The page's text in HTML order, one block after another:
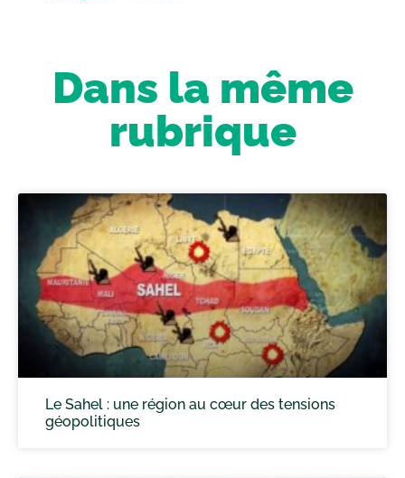
Dans la même
rubrique
Le Sahel : une région au cœur des tensions
géopolitiques